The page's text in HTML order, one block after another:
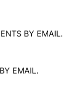
BY EMAIL.
EMAIL.